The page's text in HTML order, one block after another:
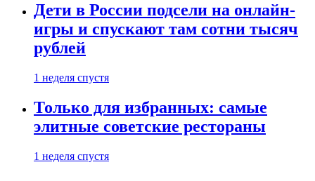
Дети в России подсели на онлайн-
игры и спускают там сотни тысяч
рублей
1 неделя спустя
Только для избранных: самые
элитные советские рестораны
1 неделя спустя